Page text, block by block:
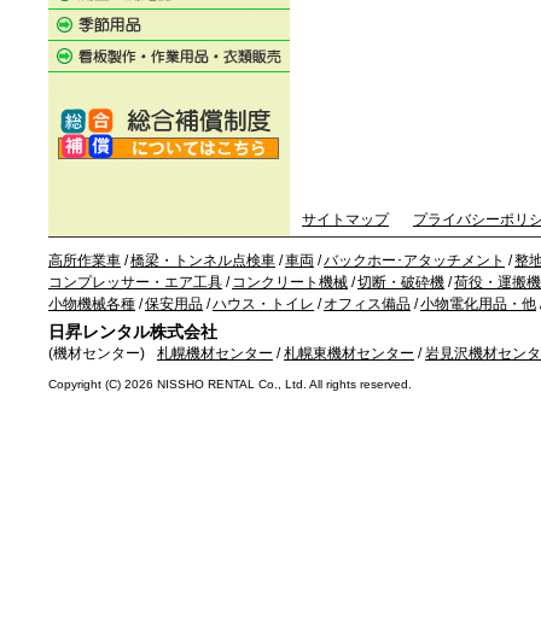
サイトマップ プライバシーポリ
高所作業車 /橋梁・トンネル点検車 /車両 /バックホー･アタッチメント /整
コンプレッサー・エア工具 / コンクリート機械 /切断・破砕機 /荷役・運搬
小物機械各種 /保安用品 /ハウス・トイレ / オフィス備品 /小物電化用品・他
日昇レンタル株式会社
(機材センター) 札幌機材センター /札幌東機材センター /岩見沢機材セン
Copyright (C) 2026 NISSHO RENTAL Co., Ltd. All rights reserved.